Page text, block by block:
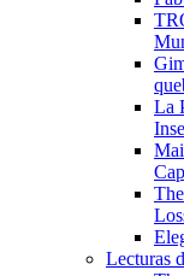
La
Lecturas